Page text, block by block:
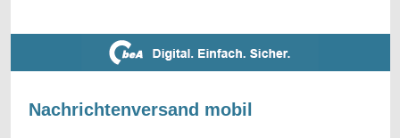
Nachrichtenversand mobil